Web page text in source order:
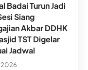
Badai Turun Jadi
Siang
Akbar DDHK
TST Digelar
Jadwal
2026